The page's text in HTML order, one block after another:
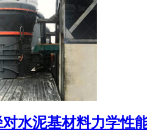
水泥基材料力学性